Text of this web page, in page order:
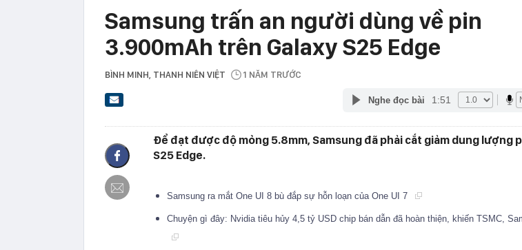
Samsung trấn an người dùng về pin
3.900mAh trên Galaxy S25 Edge
BÌNH MINH , THANH NIÊN VIỆT 1 NĂM TRƯỚC
Nghe đọc bài 1:51
Để đạt được độ mỏng 5.8mm, Samsung đã phải cắt giảm dung lượng
S25 Edge.
Samsung ra mắt One UI 8 bù đắp sự hỗn loạn của One UI 7
Chuyện gì đây: Nvidia tiêu hủy 4,5 tỷ USD chip bán dẫn đã hoàn thiện, khiến TSMC,